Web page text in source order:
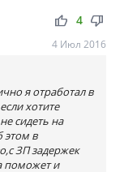
thumb_up thumb_down
4
4 Июл 2016
я отработал в
хотите
сидеть на
этом в
ЗП задержек
поможет и